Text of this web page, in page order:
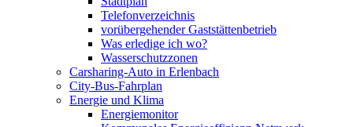
Telefonverzeichnis
vorübergehender Gaststättenbetrieb
Was erledige ich wo?
Wasserschutzzonen
Carsharing-Auto in Erlenbach
City-Bus-Fahrplan
Energie und Klima
Energiemonitor